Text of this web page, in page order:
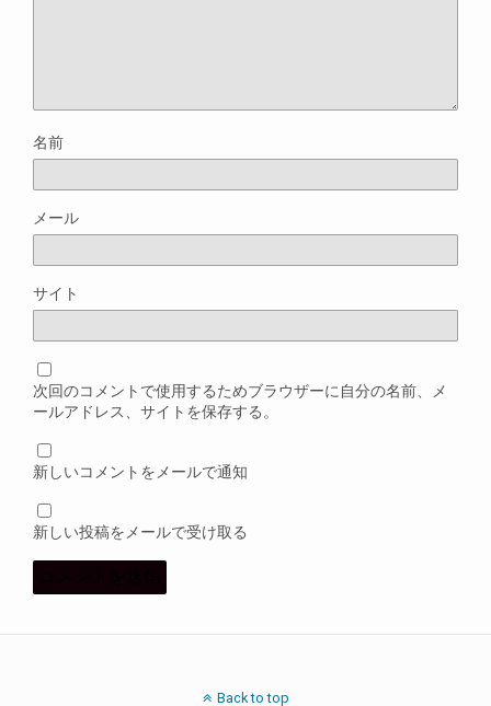
名前
メール
サイト
次回のコメントで使用するためブラウザーに自分の名前、メ
ールアドレス、サイトを保存する。
新しいコメントをメールで通知
新しい投稿をメールで受け取る
Back to top